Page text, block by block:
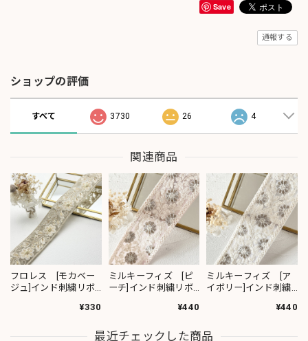
Save
通報する
ショップの評価
すべて 3730 26 4
関連商品
フロレス [モカベー
ジュ]インド刺繍リボ
¥330
ミルキーフィズ [ピ
ーチ]インド刺繍リボ
¥440
ミルキーフィズ [ア
イボリー]インド刺繍
¥440
最近チェックした商品